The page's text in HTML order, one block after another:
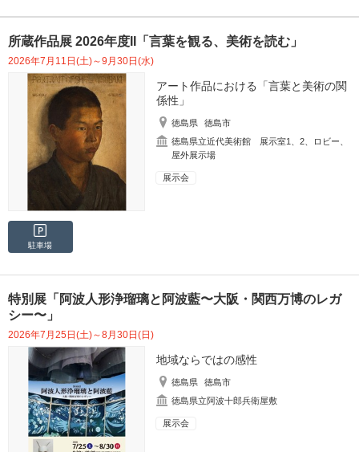
所蔵作品展 2026年度II「言葉を観る、美術を読む」
2026年7月11日(土)～9月30日(水)
アート作品における「言葉と美術の関
係性」
徳島県
徳島市
徳島県立近代美術館 展示室1、2、ロビー、
屋外展示場
展示会
駐車場
特別展「阿波人形浄瑠璃と阿波藍〜大阪・関西万博のレガ
シー〜」
2026年7月25日(土)～8月30日(日)
地域ならではの感性
徳島県
徳島市
徳島県立阿波十郎兵衛屋敷
展示会